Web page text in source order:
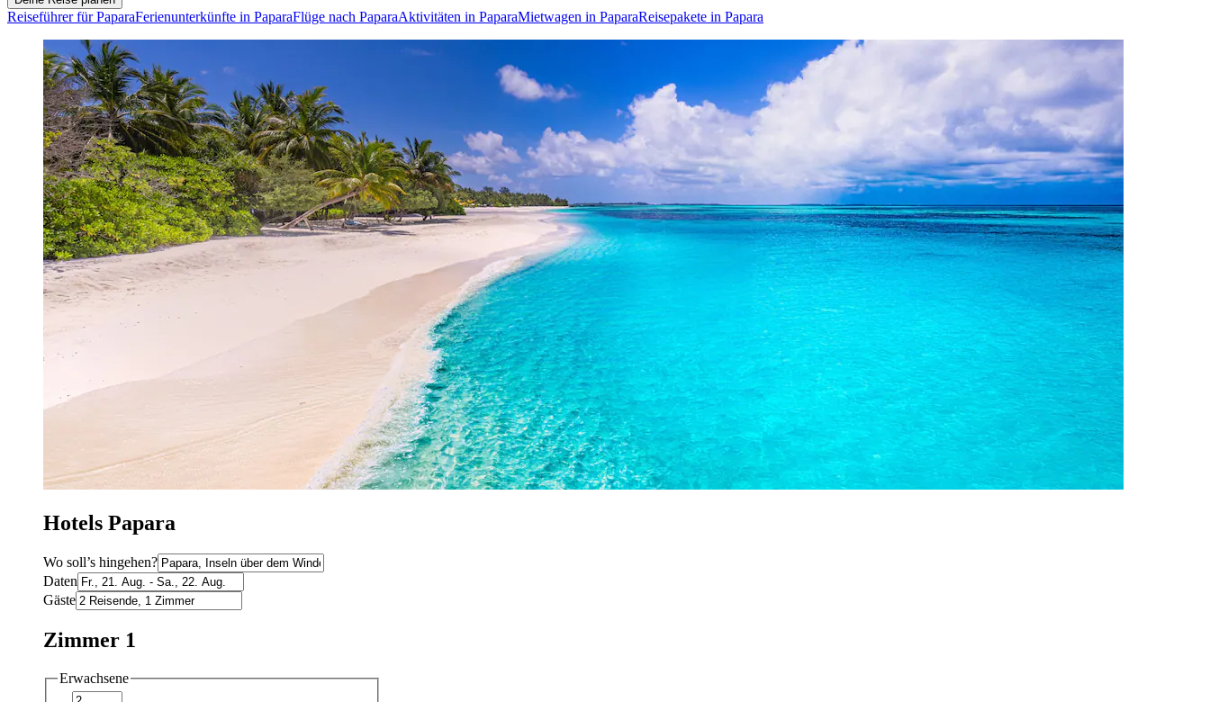
Reiseführer für PaparaFerienunterkünfte in PaparaFlüge nach PaparaAktivitäten in PaparaMietwagen in PaparaReisepakete in Papara
Hotels Papara
Wo soll’s hingehen?
Daten
Gäste
Zimmer 1
Erwachsene